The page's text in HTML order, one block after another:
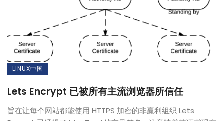
LINUX中国
Lets Encrypt 已被所有主流浏览器所信任
旨在让每个网站都能使用 HTTPS 加密的非赢利组织 Lets